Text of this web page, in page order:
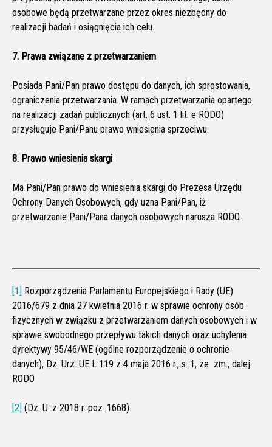
osobowe będą przetwarzane przez okres niezbędny do
realizacji badań i osiągnięcia ich celu.
7. Prawa związane z przetwarzaniem
Posiada Pani/Pan prawo dostępu do danych, ich sprostowania,
ograniczenia przetwarzania. W ramach przetwarzania opartego
na realizacji zadań publicznych (art. 6 ust. 1 lit. e RODO)
przysługuje Pani/Panu prawo wniesienia sprzeciwu.
8. Prawo wniesienia skargi
Ma Pani/Pan prawo do wniesienia skargi do Prezesa Urzędu
Ochrony Danych Osobowych, gdy uzna Pani/Pan, iż
przetwarzanie Pani/Pana danych osobowych narusza RODO.
[1] Rozporządzenia Parlamentu Europejskiego i Rady (UE)
2016/679 z dnia 27 kwietnia 2016 r. w sprawie ochrony osób
fizycznych w związku z przetwarzaniem danych osobowych i w
sprawie swobodnego przepływu takich danych oraz uchylenia
dyrektywy 95/46/WE (ogólne rozporządzenie o ochronie
danych), Dz. Urz. UE L 119 z 4 maja 2016 r., s. 1, ze zm., dalej
RODO
[2] (Dz. U. z 2018 r. poz. 1668).